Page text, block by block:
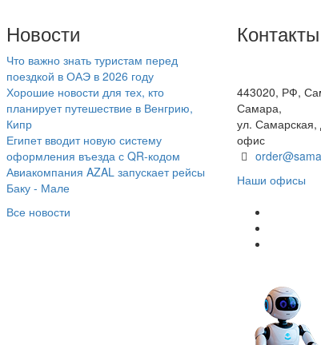
Новости
Что важно знать туристам перед
поездкой в ОАЭ в 2026 году
Хорошие новости для тех, кто
планирует путешествие в Венгрию,
Кипр
Египет вводит новую систему
оформления въезда с QR-кодом
Авиакомпания AZAL запускает рейсы
Баку - Мале
Все новости
Контакты
443020, РФ,
Самара,
ул. Самарская,
офис
Наши офисы